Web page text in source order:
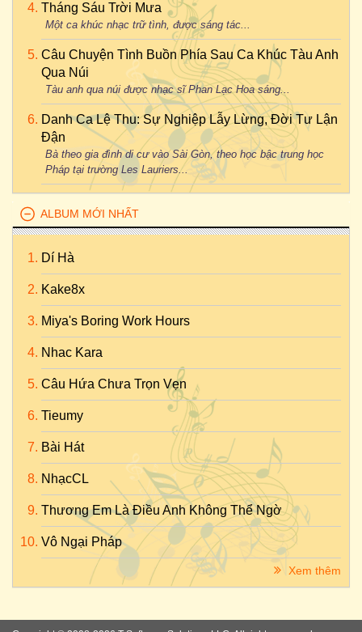
Tháng Sáu Trời Mưa
Một ca khúc nhạc trữ tình, được sáng tác...
Câu Chuyện Tình Buồn Phía Sau Ca Khúc Tàu Anh
Qua Núi
Tàu anh qua núi được nhạc sĩ Phan Lạc Hoa sáng...
Danh Ca Lệ Thu: Sự Nghiệp Lẫy Lừng, Đời Tư Lận
Đận
Bà theo gia đình di cư vào Sài Gòn, theo học bậc trung học
Pháp tại trường Les Lauriers...
ALBUM MỚI NHẤT
Dí Hà
Kake8x
Miya's Boring Work Hours
Nhac Kara
Câu Hứa Chưa Trọn Vẹn
Tieumy
Bài Hát
NhạcCL
Thương Em Là Điều Anh Không Thể Ngờ
Vô Ngại Pháp
Xem thêm